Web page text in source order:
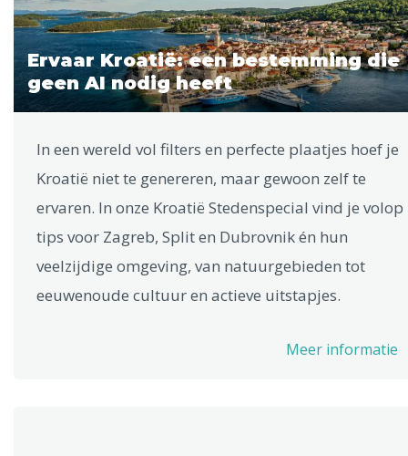
Ervaar Kroatië: een bestemming die
geen AI nodig heeft
In een wereld vol filters en perfecte plaatjes hoef je
Kroatië niet te genereren, maar gewoon zelf te
ervaren. In onze Kroatië Stedenspecial vind je volop
tips voor Zagreb, Split en Dubrovnik én hun
veelzijdige omgeving, van natuurgebieden tot
eeuwenoude cultuur en actieve uitstapjes.
Meer informatie